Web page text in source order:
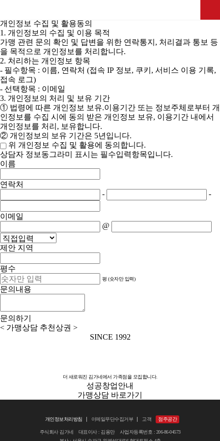
개인정보 수집 및 활용동의
1. 개인정보의 수집 및 이용 목적
가맹 관련 문의 확인 및 답변을 위한 연락통지, 처리결과 통보 등
을 목적으로 개인정보를 처리합니다.
2. 처리하는 개인정보 항목
- 필수항목 : 이름, 연락처 (접속 IP 정보, 쿠키, 서비스 이용 기록,
접속 로그)
- 선택항목 : 이메일
3. 개인정보의 처리 및 보유 기간
① 법령에 따른 개인정보 보유.이용기간 또는 정보주체로부터 개
인정보를 수집 시에 동의 받은 개인정보 보유, 이용기간 내에서
개인정보를 처리, 보유합니다.
② 개인정보의 보유 기간은 5년입니다.
위 개인정보 수집 및 활용에 동의합니다.
상담자 정보 동그라미 표시 는 필수입력항목입니다.
이름
연락처
-
-
이메일
@
제안 지역
평수
평 (숫자만 입력)
문의내용
문의하기
< 가맹상담 추천상권 >
SINCE 1992
더 새로워진 김가네에서 가족점을 모집합니다.
성공창업안내
가맹상담 바로가기
개인정보처리방침 이메일무단수집거부 고객 점주공간
주식회사 김가네 대표이사 : 김용만 사업자등록번호 : 206-86-04573